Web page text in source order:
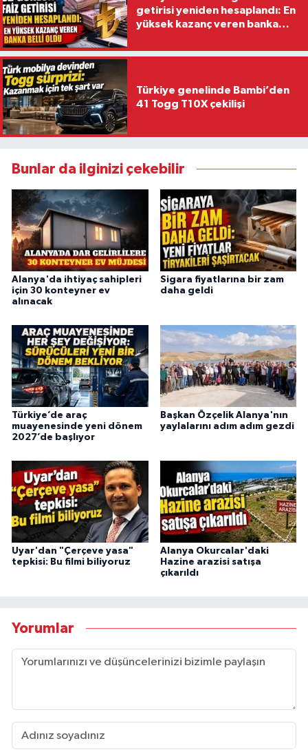
getirisi yeniden hesaplandı: En
yüksek kazanç veren banka
Türkiye genelinde Bambi’den
41 Togg T10X çekilişi
Bunlar da ilginizi çekebilir
Alanya'da ihtiyaç sahipleri
için 30 konteyner ev
alınacak
Sigara fiyatlarına bir zam
daha geldi
Türkiye’de araç
muayenesinde yeni dönem
2027’de başlıyor
Başkan Özçelik Alanya'nın
yaylalarını adım adım gezdi
Uyar'dan "Çerçeve yasa"
tepkisi: Bu filmi biliyoruz
Alanya Okurcalar'daki
Hazine arazisi satışa
çıkarıldı
Yorumlar